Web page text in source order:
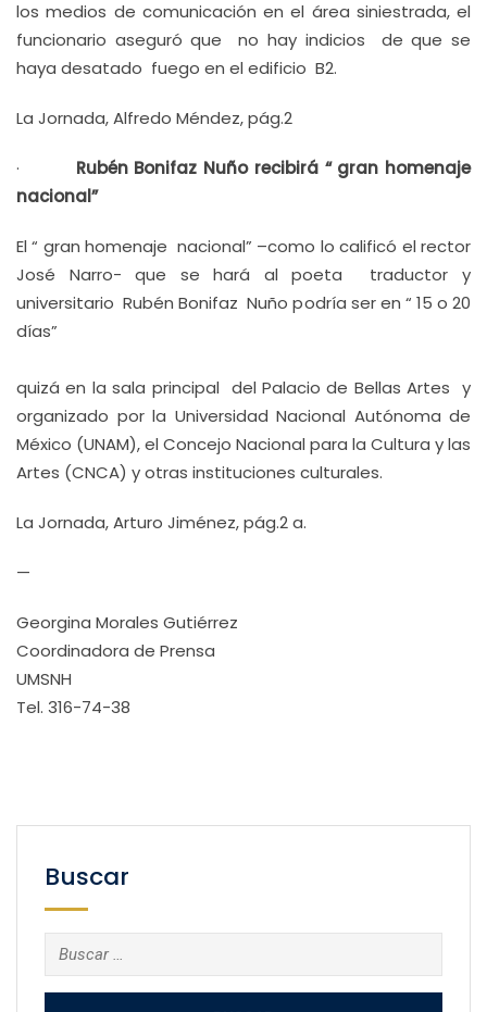
los medios de comunicación en el área siniestrada, el
funcionario aseguró que no hay indicios de que se
haya desatado fuego en el edificio B2.
La Jornada, Alfredo Méndez, pág.2
· Rubén Bonifaz Nuño recibirá “ gran homenaje
nacional”
El “ gran homenaje nacional” –como lo calificó el rector
José Narro- que se hará al poeta traductor y
universitario Rubén Bonifaz Nuño podría ser en “ 15 o 20
días”
quizá en la sala principal del Palacio de Bellas Artes y
organizado por la Universidad Nacional Autónoma de
México (UNAM), el Concejo Nacional para la Cultura y las
Artes (CNCA) y otras instituciones culturales.
La Jornada, Arturo Jiménez, pág.2 a.
—
Georgina Morales Gutiérrez
Coordinadora de Prensa
UMSNH
Tel. 316-74-38
Buscar
Buscar: